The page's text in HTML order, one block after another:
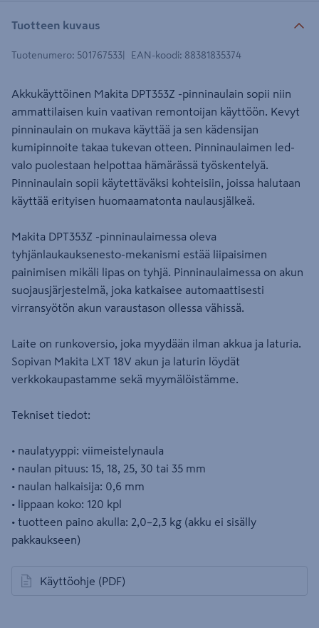
Tuotteen kuvaus
Tuotenumero: 501767533 EAN-koodi: 88381835374
Akkukäyttöinen Makita DPT353Z -pinninaulain sopii niin
ammattilaisen kuin vaativan remontoijan käyttöön. Kevyt
pinninaulain on mukava käyttää ja sen kädensijan
kumipinnoite takaa tukevan otteen. Pinninaulaimen led-
valo puolestaan helpottaa hämärässä työskentelyä.
Pinninaulain sopii käytettäväksi kohteisiin, joissa halutaan
käyttää erityisen huomaamatonta naulausjälkeä.
Makita DPT353Z -pinninaulaimessa oleva
tyhjänlaukauksenesto-mekanismi estää liipaisimen
painimisen mikäli lipas on tyhjä. Pinninaulaimessa on akun
suojausjärjestelmä, joka katkaisee automaattisesti
virransyötön akun varaustason ollessa vähissä.
Laite on runkoversio, joka myydään ilman akkua ja laturia.
Sopivan Makita LXT 18V akun ja laturin löydät
verkkokaupastamme sekä myymälöistämme.
Tekniset tiedot:
• naulatyyppi: viimeistelynaula
• naulan pituus: 15, 18, 25, 30 tai 35 mm
• naulan halkaisija: 0,6 mm
• lippaan koko: 120 kpl
• tuotteen paino akulla: 2,0–2,3 kg (akku ei sisälly
pakkaukseen)
Käyttöohje (PDF)
avautuu uuteen välilehteen